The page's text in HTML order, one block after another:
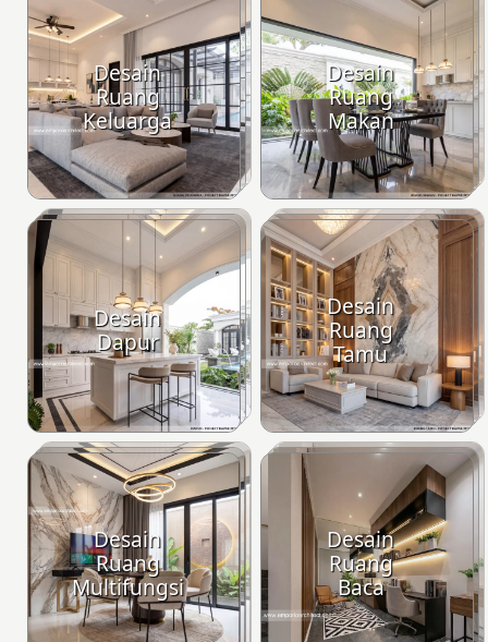
Desain
Ruang
Keluarga
Desain
Ruang
Makan
Desain
Dapur
Desain
Ruang
Tamu
Desain
Ruang
Multifungsi
Desain
Ruang
Baca